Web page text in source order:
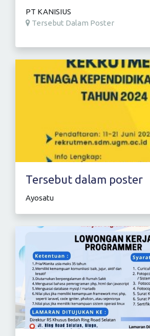
PT KANISIUS
Tersebut Dalam Poster
Tersebut dalam poster
Ayosatu